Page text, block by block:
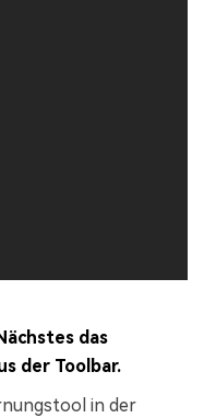
das
der Toolbar.
in der